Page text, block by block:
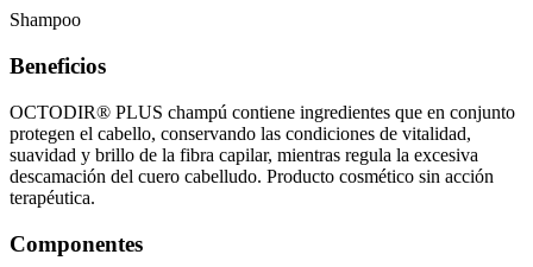
Shampoo
Beneficios
OCTODIR® PLUS champú contiene ingredientes que en conjunto
protegen el cabello, conservando las condiciones de vitalidad,
suavidad y brillo de la fibra capilar, mientras regula la excesiva
descamación del cuero cabelludo. Producto cosmético sin acción
terapéutica.
Componentes